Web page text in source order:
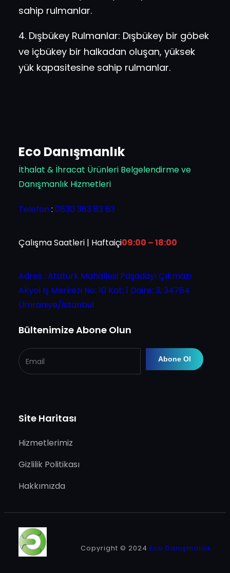
sahip rulmanlar.
4. Dışbükey Rulmanlar: Dışbükey bir göbek
ve içbükey bir halkadan oluşan, yüksek
yük kapasitesine sahip rulmanlar.
Eco Danışmanlık
İthalat & İhracat Ürünleri Belgelendirme ve
Danışmanlık Hizmetleri
Telefon: 0530 363 83 63
Çalışma Saatleri | Haftaiçi09:00 – 18:00
Adres : Atatürk Mahallesi Paşadayı Çıkmazı
Akyol İş Merkezi No: 10 Kat: 1 Daire: 3, 34764
Ümraniye/İstanbul
Bültenimize Abone Olun
Site Haritası
Hizmetlerimiz
Gizlilik Politikası
Hakkımızda
Copyright © 2024 Eco Danışmanlık